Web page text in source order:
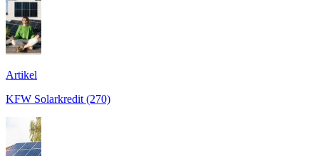
Artikel
KFW Solarkredit (270)